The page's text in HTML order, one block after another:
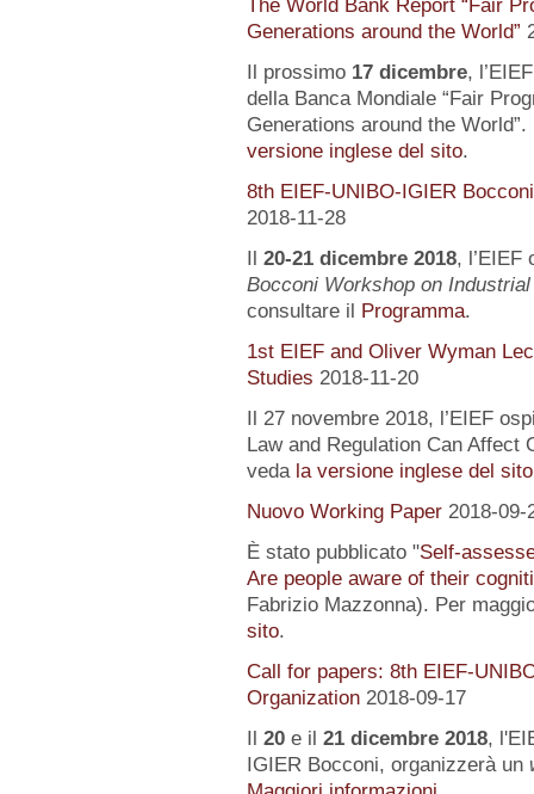
The World Bank Report “Fair
Generations around the World”
Il prossimo 17 dicembre,
della Banca Mondiale “Fair
Generations around the
versione inglese del sito.
8th EIEF-UNIBO-IGIER
2018-11-28
Il 20-21 dicembre 2018, l’EIEF
Bocconi Workshop on
consultare il Programma.
1st EIEF and Oliver Wyman
Studies 2018-11-20
Il 27 novembre 2018, l’EIEF
Law and Regulation Can Affect
veda la versione inglese del
Nuovo Working Paper 2018-09-
È stato pubblicato "Self-
Are people aware of their
Fabrizio Mazzonna). Per
sito.
Call for papers: 8th EIEF-
Organization 2018-09-17
Il 20 e il 21 dicembre 2018,
IGIER Bocconi, organizzerà un